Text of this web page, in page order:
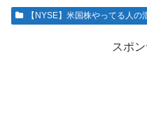
【NYSE】米国株やってる人
スポ